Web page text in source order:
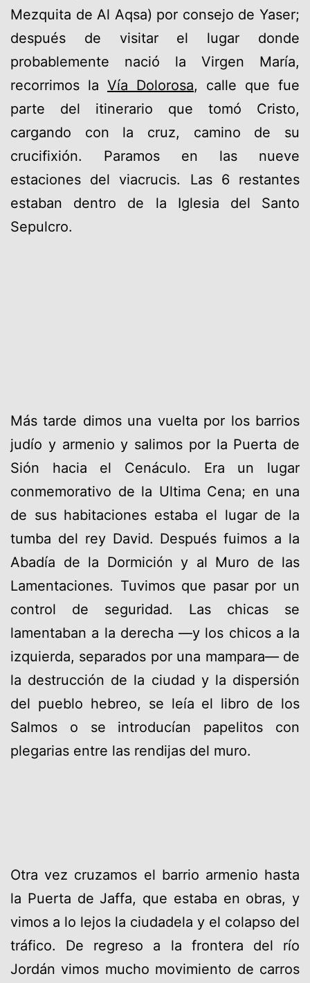
Mezquita de Al Aqsa) por consejo de Yaser;
después de visitar el lugar donde
probablemente nació la Virgen María,
recorrimos la Vía Dolorosa, calle que fue
parte del itinerario que tomó Cristo,
cargando con la cruz, camino de su
crucifixión. Paramos en las nueve
estaciones del viacrucis. Las 6 restantes
estaban dentro de la Iglesia del Santo
Sepulcro.
Más tarde dimos una vuelta por los barrios
judío y armenio y salimos por la Puerta de
Sión hacia el Cenáculo. Era un lugar
conmemorativo de la Ultima Cena; en una
de sus habitaciones estaba el lugar de la
tumba del rey David. Después fuimos a la
Abadía de la Dormición y al Muro de las
Lamentaciones. Tuvimos que pasar por un
control de seguridad. Las chicas se
lamentaban a la derecha —y los chicos a la
izquierda, separados por una mampara— de
la destrucción de la ciudad y la dispersión
del pueblo hebreo, se leía el libro de los
Salmos o se introducían papelitos con
plegarias entre las rendijas del muro.
Otra vez cruzamos el barrio armenio hasta
la Puerta de Jaffa, que estaba en obras, y
vimos a lo lejos la ciudadela y el colapso del
tráfico. De regreso a la frontera del río
Jordán vimos mucho movimiento de carros